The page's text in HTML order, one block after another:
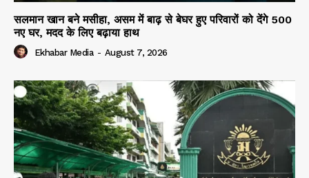
सलमान खान बने मसीहा, असम में बाढ़ से बेघर हुए परिवारों को देंगे 500
नए घर, मदद के लिए बढ़ाया हाथ
Ekhabar Media - August 7, 2026